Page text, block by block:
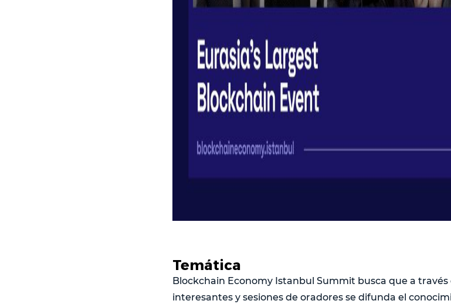
Temática
Blockchain Economy Istanbul Summit busca que a
interesantes y sesiones de oradores se difunda el